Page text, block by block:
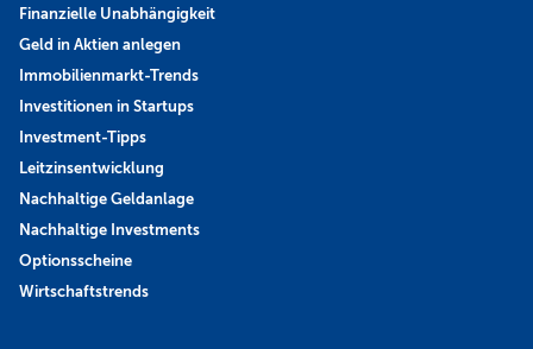
Finanzielle Unabhängigkeit
Geld in Aktien anlegen
Immobilienmarkt-Trends
Investitionen in Startups
Investment-Tipps
Leitzinsentwicklung
Nachhaltige Geldanlage
Nachhaltige Investments
Optionsscheine
Wirtschaftstrends